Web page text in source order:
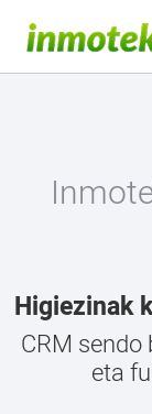
Higiezinak
CRM
eta